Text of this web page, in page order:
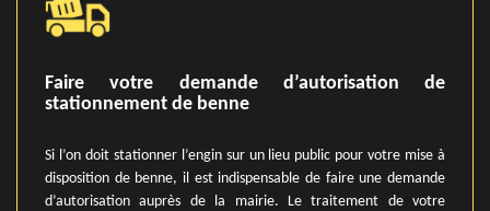
Faire votre demande d’autorisation de
stationnement de benne
Si l’on doit stationner l’engin sur un lieu public pour votre mise à
disposition de benne, il est indispensable de faire une demande
d’autorisation auprès de la mairie. Le traitement de votre